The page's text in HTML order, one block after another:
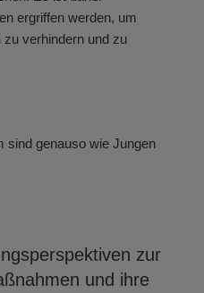
ergriffen werden, um
verhindern und zu
sind genauso wie Jungen
zur
und ihre